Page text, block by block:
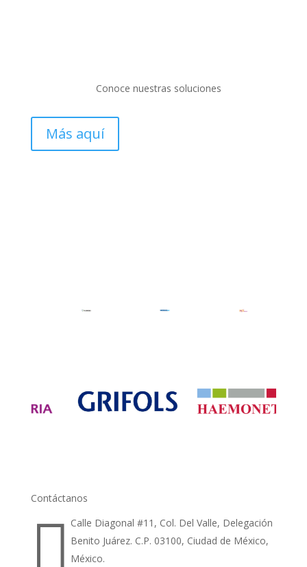
Conoce nuestras soluciones
Más aquí
Contáctanos
 Calle Diagonal #11, Col. Del Valle, Delegación
Benito Juárez. C.P. 03100, Ciudad de México,
México.